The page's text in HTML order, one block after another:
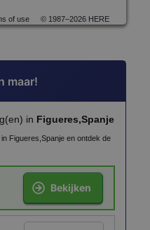
of use © 1987–2026 HERE
maar!
in Figueres,Spanje
Figueres,Spanje en ontdek de
Bekijken